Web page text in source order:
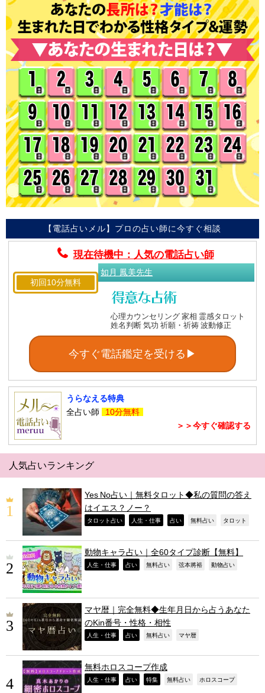
【電話占いメル】プロの占い師に今すぐ相談
現在待機中：人気の電話占い師
初回10分無料
如月 鳳美先生
心理カウンセリング 家相 霊感タロット
姓名判断 気功 祈願・祈祷 波動修正
今すぐ電話鑑定を受ける▶
うらなえる特典
全占い師
10分無料
＞＞今すぐ確認する
人気占いランキング
Yes No占い｜無料タロット◆私の質問の答え
はイエス？ノー？
タロット占い 人生・仕事 占い 無料占い タロット
動物キャラ占い｜全60タイプ診断【無料】
人生・仕事 占い 無料占い 弦本將裕 動物占い
マヤ暦｜完全無料◆生年月日から占うあなた
のKin番号・性格・相性
人生・仕事 占い 無料占い マヤ暦
無料ホロスコープ作成
人生・仕事 占い 特集 無料占い ホロスコープ